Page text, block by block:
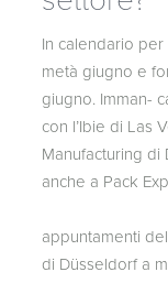
In calendario per
metà giugno e
giugno. Imman-
con l’Ibie di Las
Manufacturing di
anche a Pack
appuntamenti
di Düsseldorf a